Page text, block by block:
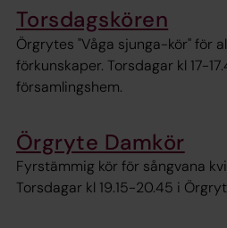
Torsdagskören
Örgrytes "Våga sjunga-kör" för
förkunskaper. Torsdagar kl 17-
församlingshem.
Örgryte Damkör
Fyrstämmig kör för sångvana
Torsdagar kl 19.15-20.45 i